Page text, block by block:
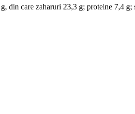
din care zaharuri 23,3 g; proteine 7,4 g;